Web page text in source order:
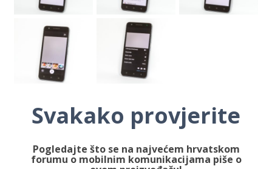
Svakako provjerite
Pogledajte što se na najvećem hrvatskom
forumu o mobilnim komunikacijama piše o